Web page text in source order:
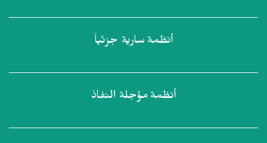
أنظمة سارية جزئياً
أنظمة مؤجلة النفاذ